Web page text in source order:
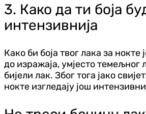
3. Како да ти боја
интензивнија
Како би боја твог лака за
до изражаја, умјесто темељног
бијели лак. Због тога јако
нокте изгледају још